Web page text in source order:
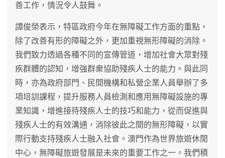
善工作，情況令人鼓舞。
譚俊榮表示，特區政府今年在無障礙工作方面的重點，
除了改善有形的障礙之外，更加重視無形障礙的消除。
我們致力透過各種不同的宣傳管道，增加社會大眾對殘
疾群體的認知，增強群衆協助殘疾人士的能力。與此同
時，亦為政府部門、民間機構和私營企業人員舉辦了多
項培訓課程，提升服務人員檢測和應用無障礙設施的專
業知識，增進接待殘疾人士的技巧和能力，從而促進與
殘疾人士的有效溝通，消除彼此之間的無形障礙，以實
際行動支持殘疾人士融入社會。澳門作為世界旅遊休閒
中心，無障礙旅遊發展是未來的重要工作之一。我們積